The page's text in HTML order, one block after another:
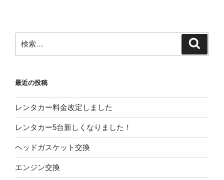
ン
索:
最近の投稿
レンタカー料金改定しました
レンタカー5台新しくなりました！
ヘッドガスケット交換
エンジン交換